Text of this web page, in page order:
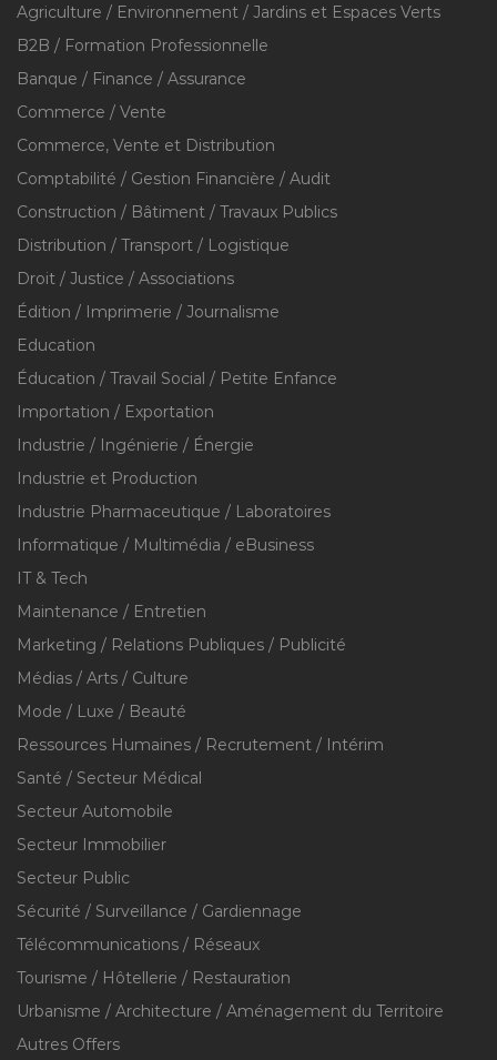
Agriculture / Environnement / Jardins et Espaces Verts
B2B / Formation Professionnelle
Banque / Finance / Assurance
Commerce / Vente
Commerce, Vente et Distribution
Comptabilité / Gestion Financière / Audit
Construction / Bâtiment / Travaux Publics
Distribution / Transport / Logistique
Droit / Justice / Associations
Édition / Imprimerie / Journalisme
Education
Éducation / Travail Social / Petite Enfance
Importation / Exportation
Industrie / Ingénierie / Énergie
Industrie et Production
Industrie Pharmaceutique / Laboratoires
Informatique / Multimédia / eBusiness
IT & Tech
Maintenance / Entretien
Marketing / Relations Publiques / Publicité
Médias / Arts / Culture
Mode / Luxe / Beauté
Ressources Humaines / Recrutement / Intérim
Santé / Secteur Médical
Secteur Automobile
Secteur Immobilier
Secteur Public
Sécurité / Surveillance / Gardiennage
Télécommunications / Réseaux
Tourisme / Hôtellerie / Restauration
Urbanisme / Architecture / Aménagement du Territoire
Autres Offers